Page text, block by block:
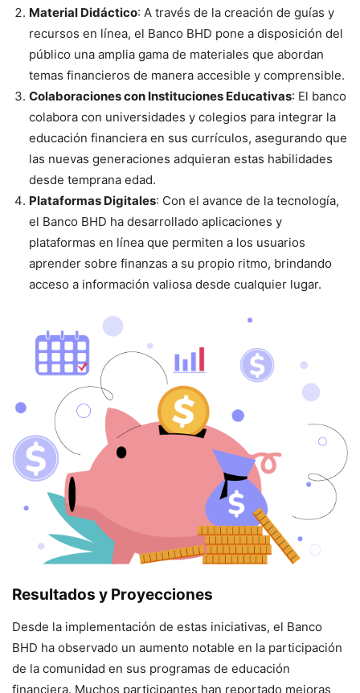
Material Didáctico: A través de la creación de guías y
recursos en línea, el Banco BHD pone a disposición del
público una amplia gama de materiales que abordan
temas financieros de manera accesible y comprensible.
Colaboraciones con Instituciones Educativas: El banco
colabora con universidades y colegios para integrar la
educación financiera en sus currículos, asegurando que
las nuevas generaciones adquieran estas habilidades
desde temprana edad.
Plataformas Digitales: Con el avance de la tecnología,
el Banco BHD ha desarrollado aplicaciones y
plataformas en línea que permiten a los usuarios
aprender sobre finanzas a su propio ritmo, brindando
acceso a información valiosa desde cualquier lugar.
Resultados y Proyecciones
Desde la implementación de estas iniciativas, el Banco
BHD ha observado un aumento notable en la participación
de la comunidad en sus programas de educación
financiera. Muchos participantes han reportado mejoras